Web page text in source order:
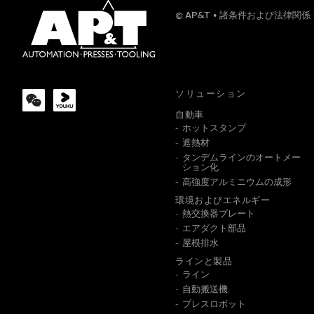
メッセージ
© AP&T 諸条件および法律関係
ソリューション
自動車
ホットスタンプ
遮熱材
タンデムラインのオートメー
ション化
高強度アルミニウムの成形
環境およびエネルギー
熱交換器プレート
エアダクト部品
屋根排水
ラインと製品
ライン
自動搬送機
プレスロボット